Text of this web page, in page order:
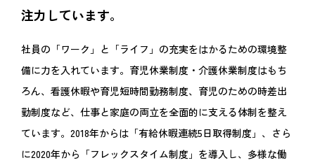
注力しています。
社員の「ワーク」と「ライフ」の充実をはかるための環境整
備に力を入れています。育児休業制度・介護休業制度はもち
ろん、看護休暇や育児短時間勤務制度、育児のための時差出
勤制度など、仕事と家庭の両立を全面的に支える体制を整え
ています。2018年からは「有給休暇連続5日取得制度」、さら
に2020年から「フレックスタイム制度」を導入し、多様な働